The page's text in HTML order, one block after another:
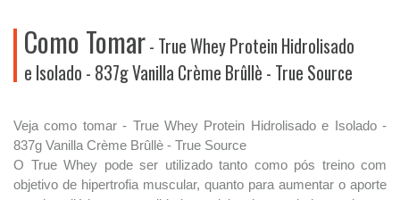
Como Tomar- True Whey Protein Hidrolisado
e Isolado - 837g Vanilla Crème Brûllè - True Source
Veja como tomar - True Whey Protein Hidrolisado e Isolado -
837g Vanilla Crème Brûllè - True Source
O True Whey pode ser utilizado tanto como pós treino com
objetivo de hipertrofia muscular, quanto para aumentar o aporte